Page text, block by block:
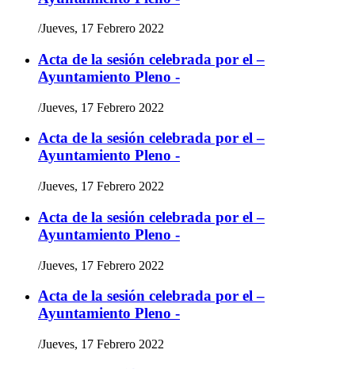
/Jueves, 17 Febrero 2022
Acta de la sesión celebrada por el –
Ayuntamiento Pleno -
/Jueves, 17 Febrero 2022
Acta de la sesión celebrada por el –
Ayuntamiento Pleno -
/Jueves, 17 Febrero 2022
Acta de la sesión celebrada por el –
Ayuntamiento Pleno -
/Jueves, 17 Febrero 2022
Acta de la sesión celebrada por el –
Ayuntamiento Pleno -
/Jueves, 17 Febrero 2022